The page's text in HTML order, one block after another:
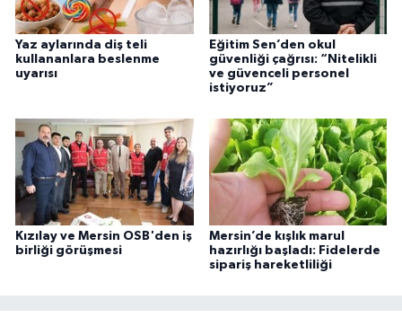
Yaz aylarında diş teli
kullananlara beslenme
uyarısı
Eğitim Sen’den okul
güvenliği çağrısı: “Nitelikli
ve güvenceli personel
istiyoruz”
Kızılay ve Mersin OSB'den iş
birliği görüşmesi
Mersin’de kışlık marul
hazırlığı başladı: Fidelerde
sipariş hareketliliği